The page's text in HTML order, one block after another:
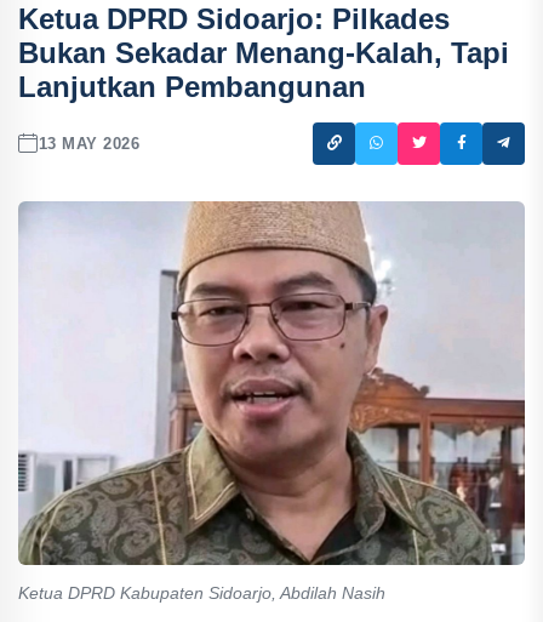
Ketua DPRD Sidoarjo: Pilkades
Bukan Sekadar Menang-Kalah, Tapi
Lanjutkan Pembangunan
13 MAY 2026
Ketua DPRD Kabupaten Sidoarjo, Abdilah Nasih